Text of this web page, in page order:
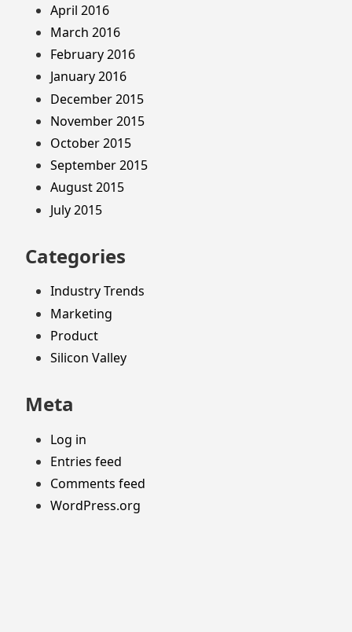
April 2016
March 2016
February 2016
January 2016
December 2015
November 2015
October 2015
September 2015
August 2015
July 2015
Categories
Industry Trends
Marketing
Product
Silicon Valley
Meta
Log in
Entries feed
Comments feed
WordPress.org